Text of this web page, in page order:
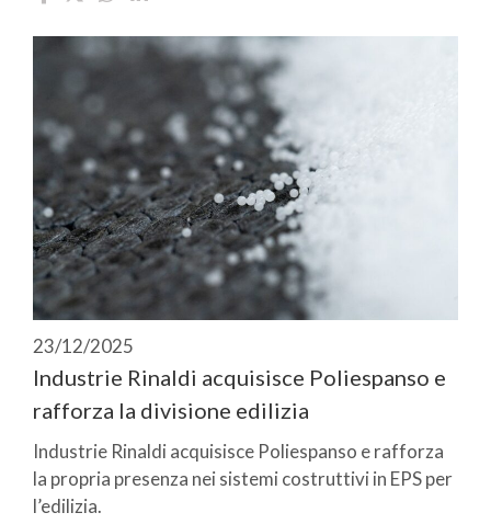
23/12/2025
Industrie Rinaldi acquisisce Poliespanso e
rafforza la divisione edilizia
Industrie Rinaldi acquisisce Poliespanso e rafforza
la propria presenza nei sistemi costruttivi in EPS per
l’edilizia.